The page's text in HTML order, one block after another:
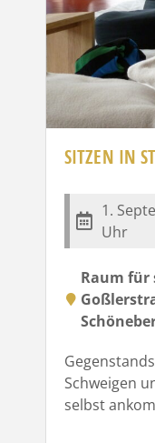
SITZEN IN
1.
Uhr
Raum für
Schweigen
selbst